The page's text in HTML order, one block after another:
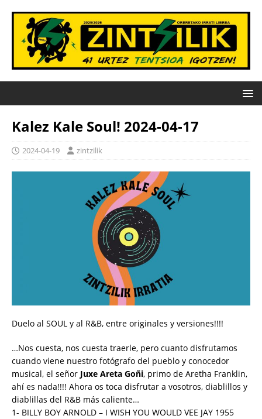
Kalez Kale Soul! 2024-04-17
2024-04-19 zintzilik
Duelo al SOUL y al R&B, entre originales y versiones!!!!
…Nos cuesta, nos cuesta traerle, pero cuanto disfrutamos
cuando viene nuestro fotógrafo del pueblo y conocedor
musical, el señor Juxe Areta Goñi, primo de Aretha Franklin,
ahí es nada!!!! Ahora os toca disfrutar a vosotros, diablillos y
diablillas del R&B más caliente…
1- BILLY BOY ARNOLD – I WISH YOU WOULD VEE JAY 1955